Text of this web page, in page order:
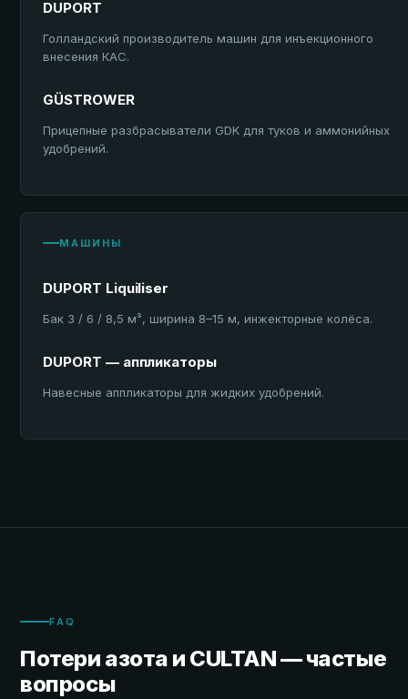
DUPORT
Голландский производитель машин для инъекционного
внесения КАС.
GÜSTROWER
Прицепные разбрасыватели GDK для туков и аммонийных
удобрений.
МАШИНЫ
DUPORT Liquiliser
Бак 3 / 6 / 8,5 м³, ширина 8–15 м, инжекторные колёса.
DUPORT — аппликаторы
Навесные аппликаторы для жидких удобрений.
FAQ
Потери азота и CULTAN — частые
вопросы